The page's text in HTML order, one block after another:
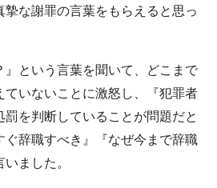
な謝罪の言葉をもらえると思っ
』という言葉を聞いて、どこまで
ていないことに激怒し、『犯罪者
を判断していることが問題だと
辞職すべき』『なぜ今まで辞職
ました。